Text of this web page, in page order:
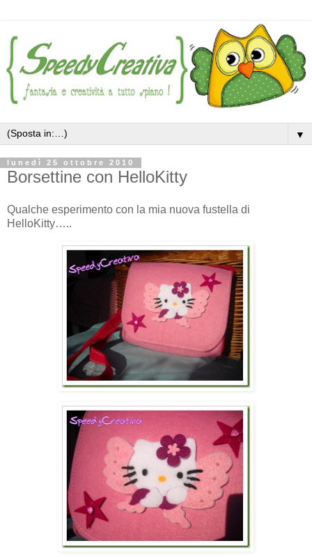
▼
lunedì 25 ottobre 2010
Borsettine con HelloKitty
Qualche esperimento con la mia nuova fustella di
HelloKitty…..